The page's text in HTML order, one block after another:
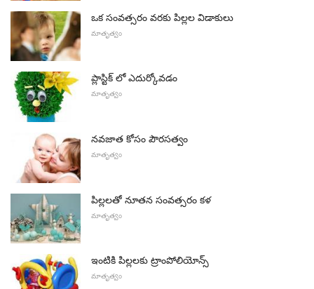
ఒక సంవత్సరం వరకు పిల్లల విడాకులు
మాతృత్వం
ప్లాస్టిక్ లో ఎదుర్కోవడం
మాతృత్వం
నవజాత కోసం పౌరసత్వం
మాతృత్వం
పిల్లలతో నూతన సంవత్సరం కళ
మాతృత్వం
ఇంటికి పిల్లలకు ట్రాంపోలియోన్స్
మాతృత్వం